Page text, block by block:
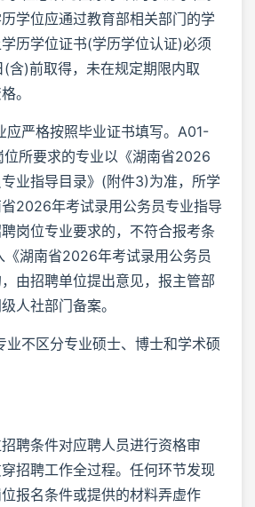
学位应通过教育部相关部门的学
历学位证书(学历学位认证)必须
含)前取得，未在规定期限内取
。
应严格按照毕业证书填写。A01-
所要求的专业以《湖南省2026
业指导目录》(附件3)为准，所学
2026年考试录用公务员专业指导
岗位专业要求的，不符合报考条
《湖南省2026年考试录用公务员
由招聘单位提出意见，报主管部
人社部门备案。
业不区分专业硕士、博士和学术硕
聘条件对应聘人员进行资格审
招聘工作全过程。任何环节发现
报名条件或提供的材料弄虚作